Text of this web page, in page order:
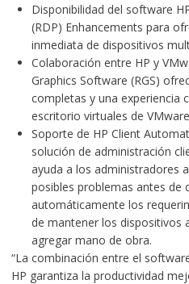
Disponibilidad del software
(RDP) Enhancements para
inmediata de dispositivos
Colaboración entre HP y
Graphics Software (RGS)
completas y una experiencia
escritorio virtuales de
Soporte de HP Client
solución de administración
ayuda a los administradores
posibles problemas antes de
automáticamente los
de mantener los dispositivos
agregar mano de obra.
“La combinación entre el
HP garantiza la productividad